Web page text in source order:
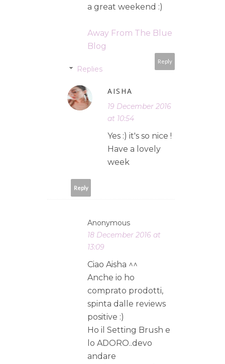
a great weekend :)
Away From The Blue
Blog
Reply
Replies
AISHA
19 December 2016
at 10:54
Yes :) it's so nice !
Have a lovely
week
Reply
Anonymous
18 December 2016 at
13:09
Ciao Aisha ^^
Anche io ho
comprato prodotti,
spinta dalle reviews
positive :)
Ho il Setting Brush e
lo ADORO..devo
andare